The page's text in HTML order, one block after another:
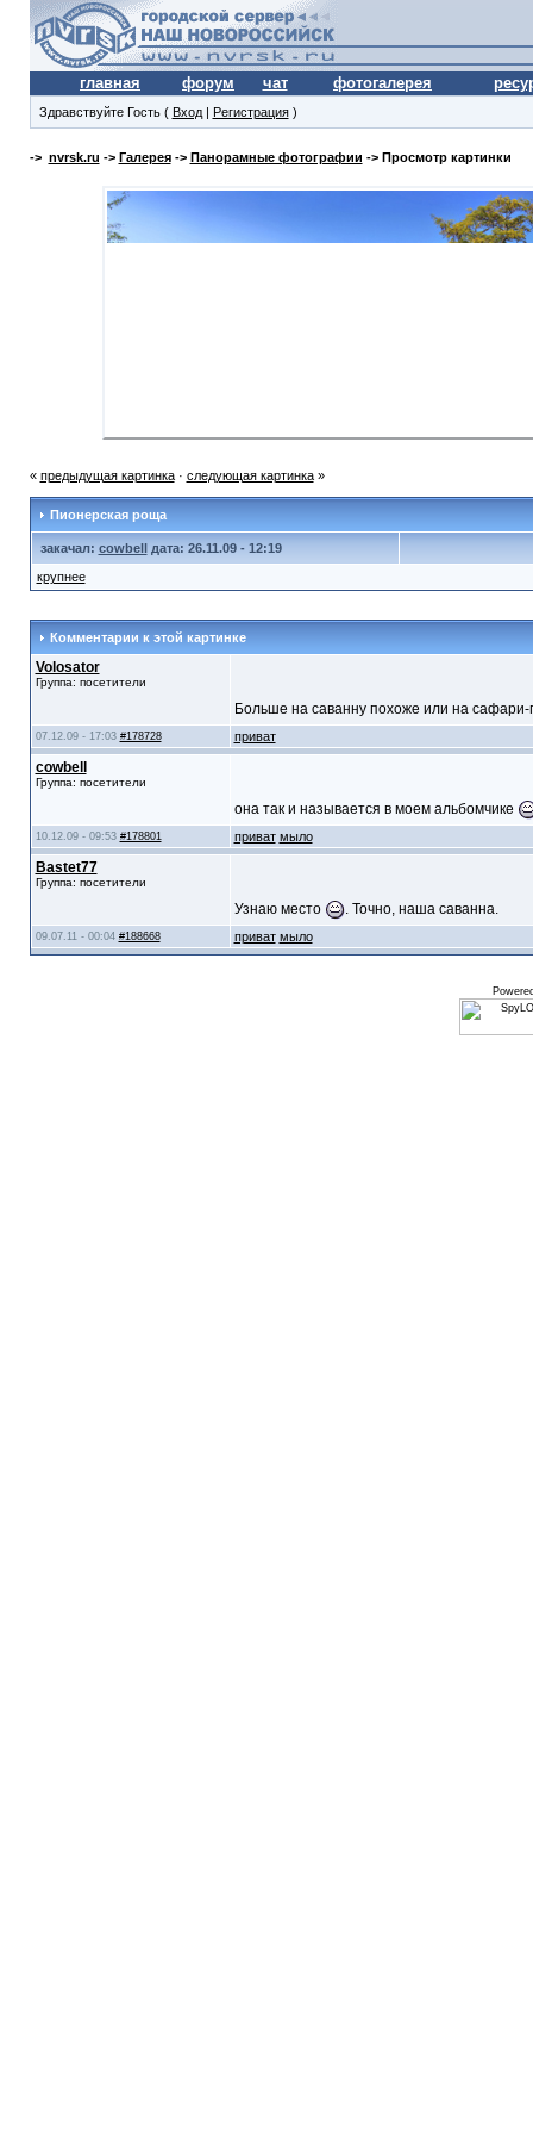
главная форум чат фотогалерея
Здравствуйте Гость ( Вход| Регистрация)
-> nvrsk.ru -> Галерея-> Панорамные фотографии -> Просмотр картинки
« предыдущая картинка· следующая картинка»
Пионерская роща
закачал: cowbellдата: 26.11.09 - 12:19
крупнее
Комментарии к этой картинке
Volosator
Группа: посетители
Больше на саванну похоже или на сафари-
07.12.09 - 17:03 #178728 приват
cowbell
Группа: посетители
она так и называется в моем альбомчике
10.12.09 - 09:53 #178801 приват мыло
Bastet77
Группа: посетители
Узнаю место . Точно, наша саванна.
09.07.11 - 00:04 #188668 приват мыло